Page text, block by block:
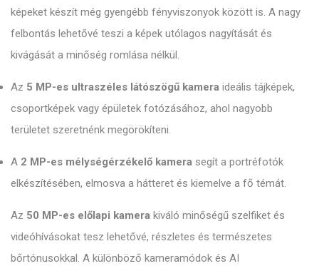
képeket készít még gyengébb fényviszonyok között is. A nagy
felbontás lehetővé teszi a képek utólagos nagyítását és
kivágását a minőség romlása nélkül.
Az 5 MP-es ultraszéles látószögű kamera ideális tájképek,
csoportképek vagy épületek fotózásához, ahol nagyobb
területet szeretnénk megörökíteni.
A 2 MP-es mélységérzékelő kamera segít a portréfotók
elkészítésében, elmosva a hátteret és kiemelve a fő témát.
Az 50 MP-es előlapi kamera kiváló minőségű szelfiket és
videóhívásokat tesz lehetővé, részletes és természetes
bőrtónusokkal. A különböző kameramódok és AI